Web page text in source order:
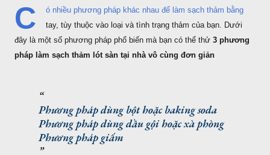
C
ó nhiều phương pháp khác nhau để làm sạch thảm bằng
tay, tùy thuộc vào loại và tình trạng thảm của bạn. Dưới
đây là một số phương pháp phổ biến mà bạn có thể thử 3 phương
pháp làm sạch thảm lót sàn tại nhà vô cùng đơn giản
Phương pháp dùng bột hoặc baking soda
Phương pháp dùng dầu gội hoặc xà phòng
Phương pháp giấm